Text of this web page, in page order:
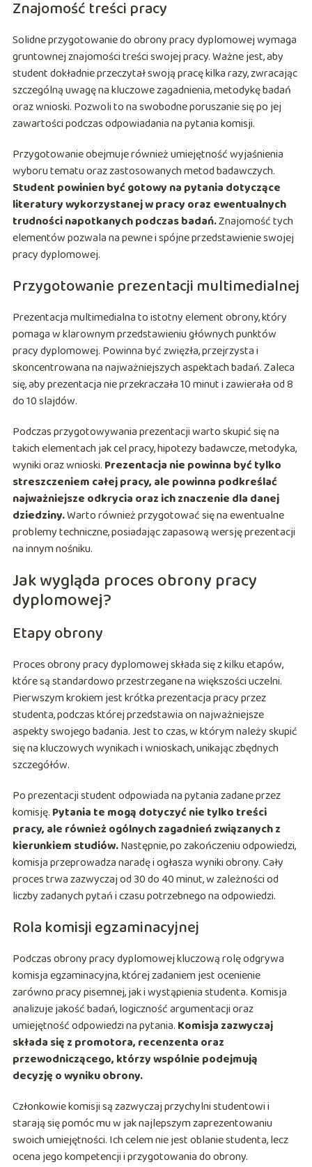
Znajomość treści pracy
Solidne przygotowanie do obrony pracy dyplomowej wymaga
gruntownej znajomości treści swojej pracy. Ważne jest, aby
student dokładnie przeczytał swoją pracę kilka razy, zwracając
szczególną uwagę na kluczowe zagadnienia, metodykę badań
oraz wnioski. Pozwoli to na swobodne poruszanie się po jej
zawartości podczas odpowiadania na pytania komisji.
Przygotowanie obejmuje również umiejętność wyjaśnienia
wyboru tematu oraz zastosowanych metod badawczych.
Student powinien być gotowy na pytania dotyczące
literatury wykorzystanej w pracy oraz ewentualnych
trudności napotkanych podczas badań.Znajomość tych
elementów pozwala na pewne i spójne przedstawienie swojej
pracy dyplomowej.
Przygotowanie prezentacji multimedialnej
Prezentacja multimedialna to istotny element obrony, który
pomaga w klarownym przedstawieniu głównych punktów
pracy dyplomowej. Powinna być zwięzła, przejrzysta i
skoncentrowana na najważniejszych aspektach badań. Zaleca
się, aby prezentacja nie przekraczała 10 minut i zawierała od 8
do 10 slajdów.
Podczas przygotowywania prezentacji warto skupić się na
takich elementach jak cel pracy, hipotezy badawcze, metodyka,
wyniki oraz wnioski. Prezentacja nie powinna być tylko
streszczeniem całej pracy, ale powinna podkreślać
najważniejsze odkrycia oraz ich znaczenie dla danej
dziedziny.Warto również przygotować się na ewentualne
problemy techniczne, posiadając zapasową wersję prezentacji
na innym nośniku.
Jak wygląda proces obrony pracy
dyplomowej?
Etapy obrony
Proces obrony pracy dyplomowej składa się z kilku etapów,
które są standardowo przestrzegane na większości uczelni.
Pierwszym krokiem jest krótka prezentacja pracy przez
studenta, podczas której przedstawia on najważniejsze
aspekty swojego badania. Jest to czas, w którym należy skupić
się na kluczowych wynikach i wnioskach, unikając zbędnych
szczegółów.
Po prezentacji student odpowiada na pytania zadane przez
komisję. Pytania te mogą dotyczyć nie tylko treści
pracy, ale również ogólnych zagadnień związanych z
kierunkiem studiów.Następnie, po zakończeniu odpowiedzi,
komisja przeprowadza naradę i ogłasza wyniki obrony. Cały
proces trwa zazwyczaj od 30 do 40 minut, w zależności od
liczby zadanych pytań i czasu potrzebnego na odpowiedzi.
Rola komisji egzaminacyjnej
Podczas obrony pracy dyplomowej kluczową rolę odgrywa
komisja egzaminacyjna, której zadaniem jest ocenienie
zarówno pracy pisemnej, jak i wystąpienia studenta. Komisja
analizuje jakość badań, logiczność argumentacji oraz
umiejętność odpowiedzi na pytania. Komisja zazwyczaj
składa się z promotora, recenzenta oraz
przewodniczącego, którzy wspólnie podejmują
decyzję o wyniku obrony.
Członkowie komisji są zazwyczaj przychylni studentowi i
starają się pomóc mu w jak najlepszym zaprezentowaniu
swoich umiejętności. Ich celem nie jest oblanie studenta, lecz
ocena jego kompetencji i przygotowania do obrony.